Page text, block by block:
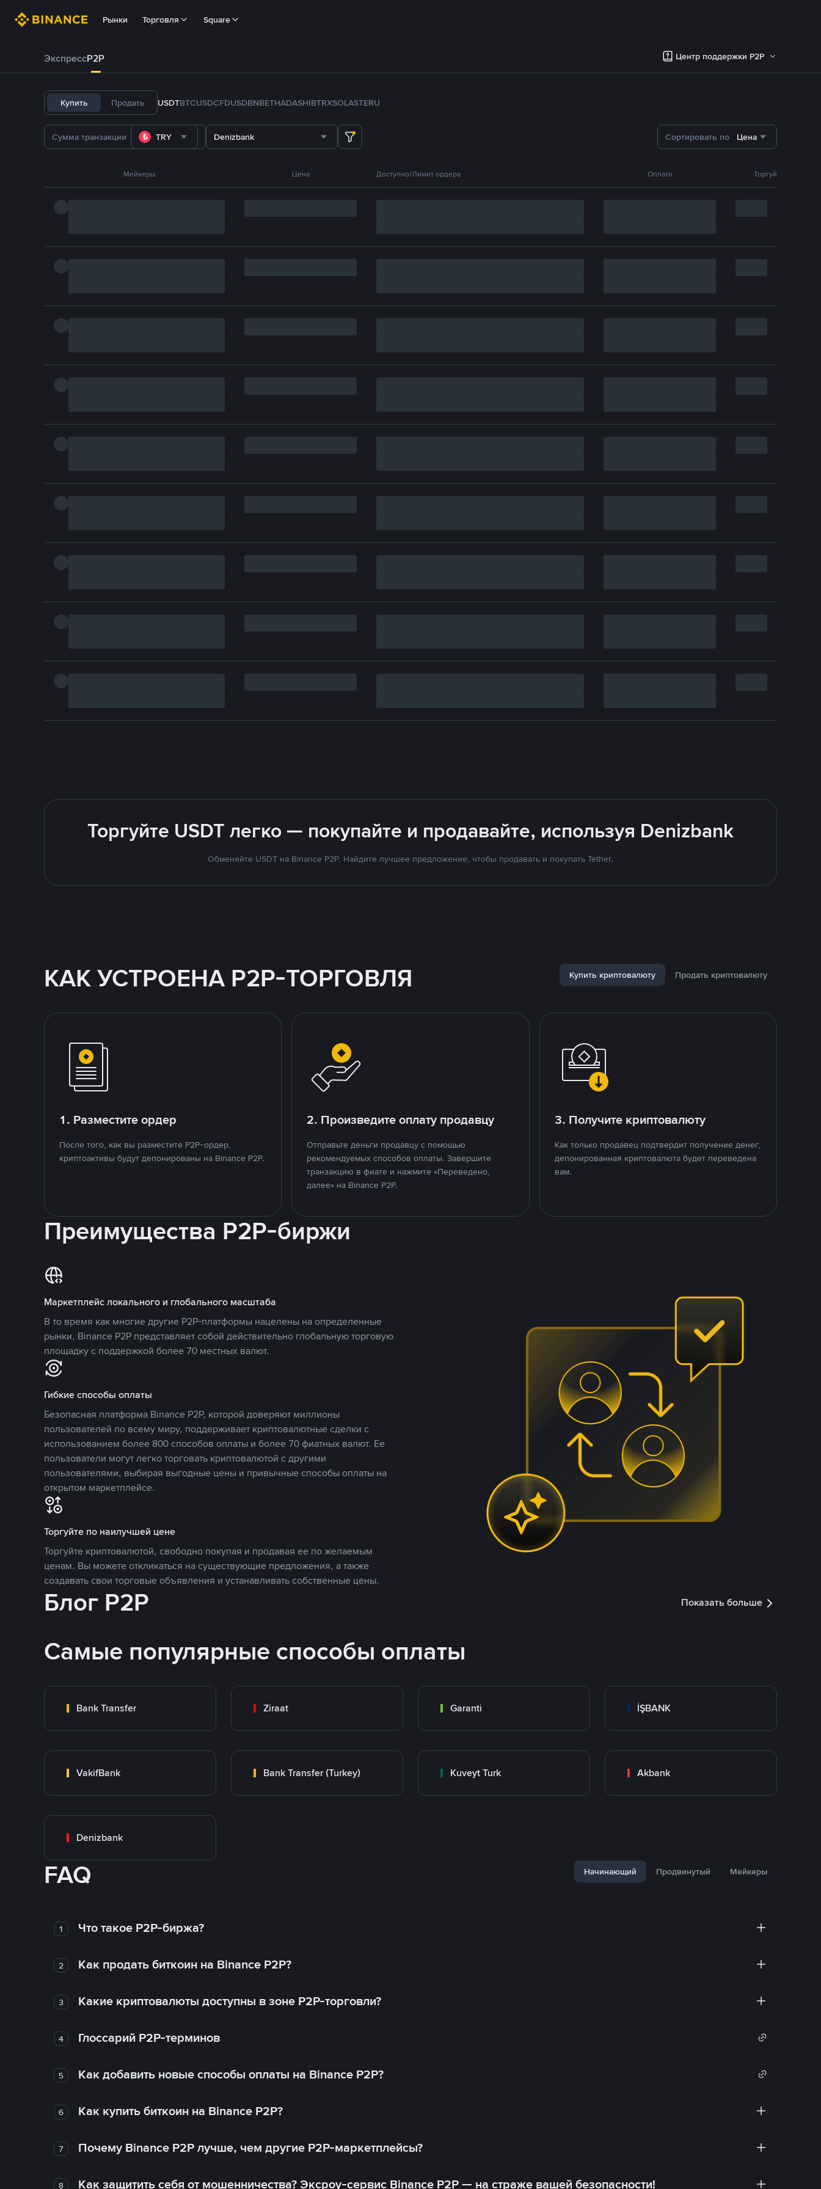
Рынки Торговля Square
ЭкспрессP2P Центр поддержки P2P
Купить Продать USDTBTCUSDCFDUSDBNBETHADASHIBTRXSOLASTERU
TRY Denizbank Сортировать по Цена
Мейкеры Цена Доступно/Лимит ордера Оплата Торгуй
Торгуйте USDT легко — покупайте и продавайте, используя Denizbank
Обменяйте USDT на Binance P2P. Найдите лучшее предложение, чтобы продавать и покупать Tether.
КАК УСТРОЕНА P2P-ТОРГОВЛЯ Купить криптовалюту Продать криптовалюту
1. Разместите ордер
После того, как вы разместите P2P-ордер,
криптоактивы будут депонированы на Binance P2P.
2. Произведите оплату продавцу
Отправьте деньги продавцу с помощью
рекомендуемых способов оплаты. Завершите
транзакцию в фиате и нажмите «Переведено,
далее» на Binance P2P.
3. Получите криптовалюту
Как только продавец подтвердит получение денег,
депонированная криптовалюта будет переведена
вам.
Преимущества P2P-биржи
Маркетплейс локального и глобального масштаба
В то время как многие другие P2P-платформы нацелены на определенные
рынки, Binance P2P представляет собой действительно глобальную торговую
площадку с поддержкой более 70 местных валют.
Гибкие способы оплаты
Безопасная платформа Binance P2P, которой доверяют миллионы
пользователей по всему миру, поддерживает криптовалютные сделки с
использованием более 800 способов оплаты и более 70 фиатных валют. Ее
пользователи могут легко торговать криптовалютой с другими
пользователями, выбирая выгодные цены и привычные способы оплаты на
открытом маркетплейсе.
Торгуйте по наилучшей цене
Торгуйте криптовалютой, свободно покупая и продавая ее по желаемым
ценам. Вы можете откликаться на существующие предложения, а также
создавать свои торговые объявления и устанавливать собственные цены.
Блог P2P Показать больше
Самые популярные способы оплаты
Bank Transfer Ziraat Garanti İŞBANK
VakifBank Bank Transfer (Turkey) Kuveyt Turk Akbank
Denizbank
FAQ Начинающий Продвинутый Мейкеры
1 Что такое P2P-биржа?
2 Как продать биткоин на Binance P2P?
3 Какие криптовалюты доступны в зоне P2P-торговли?
4 Глоссарий P2P-терминов
5 Как добавить новые способы оплаты на Binance P2P?
6 Как купить биткоин на Binance P2P?
7 Почему Binance P2P лучше, чем другие P2P-маркетплейсы?
8 Как защитить себя от мошенничества? Эксроу-сервис Binance P2P — на страже вашей безопасности!